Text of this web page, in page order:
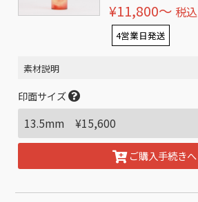
¥11,800〜 税込
4営業日発送
素材説明
印面サイズ
ご購入手続きへ